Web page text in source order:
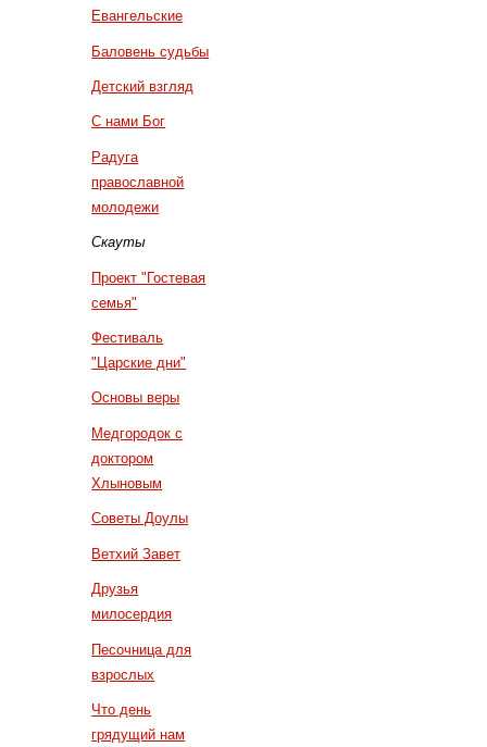
Евангельские
Баловень судьбы
Детский взгляд
С нами Бог
Радуга
православной
молодежи
Скауты
Проект "Гостевая
семья"
Фестиваль
"Царские дни"
Основы веры
Медгородок с
доктором
Хлыновым
Советы Доулы
Ветхий Завет
Друзья
милосердия
Песочница для
взрослых
Что день
грядущий нам